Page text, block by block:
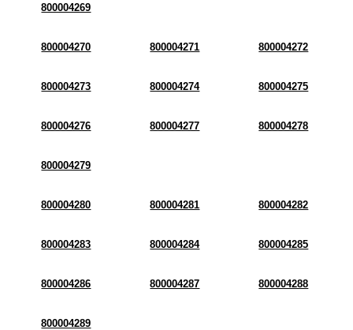
800004269
800004270 800004271 800004272
800004273 800004274 800004275
800004276 800004277 800004278
800004279
800004280 800004281 800004282
800004283 800004284 800004285
800004286 800004287 800004288
800004289